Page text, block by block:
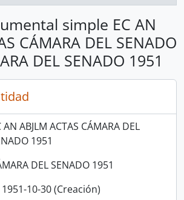
simple EC AN
CÁMARA DEL SENADO
DEL SENADO 1951
AN ABJLM ACTAS CÁMARA DEL
1951
DEL SENADO 1951
1951-10-30 (Creación)